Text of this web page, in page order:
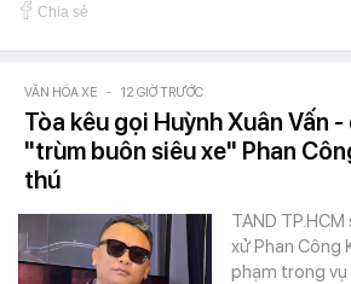
Chia sẻ
VĂN HÓA XE - 12 GIỜ TRƯỚC
Tòa kêu gọi Huỳnh Xuân Vấn
"trùm buôn siêu xe" Phan
thú
TAND
xử Phan Công
phạm trong